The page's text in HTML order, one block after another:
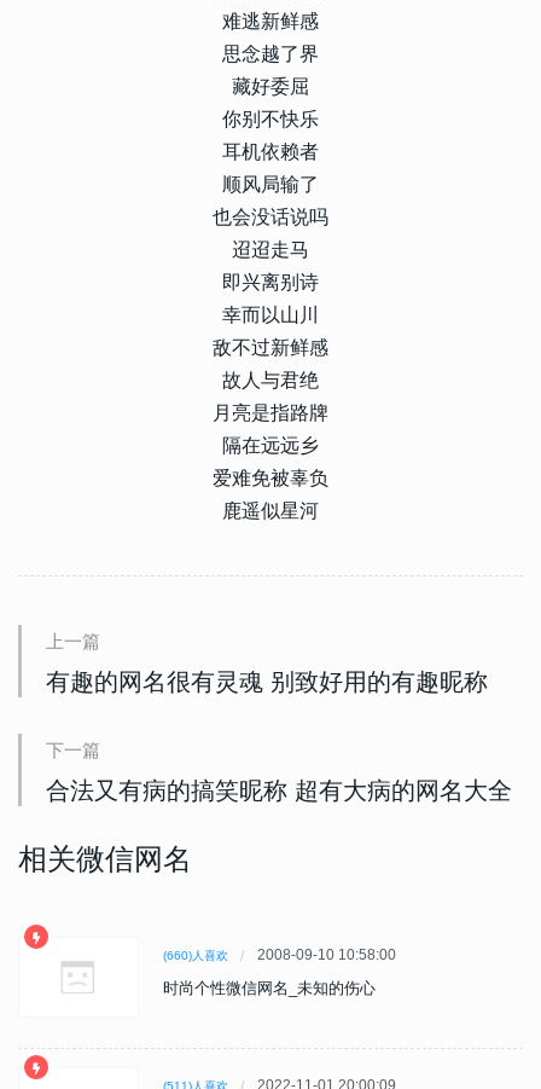
难逃新鲜感
思念越了界
藏好委屈
你别不快乐
耳机依赖者
顺风局输了
也会没话说吗
迢迢走马
即兴离别诗
幸而以山川
敌不过新鲜感
故人与君绝
月亮是指路牌
隔在远远乡
爱难免被辜负
鹿遥似星河
上一篇
有趣的网名很有灵魂 别致好用的有趣昵称
下一篇
合法又有病的搞笑昵称 超有大病的网名大全
相关微信网名
(660)人喜欢 2008-09-10 10:58:00
时尚个性微信网名_未知的伤心
(511)人喜欢 2022-11-01 20:00:09